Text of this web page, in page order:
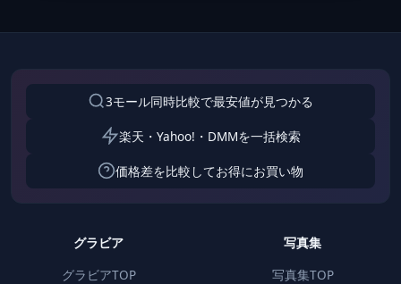
3モール同時比較で最安値が見つかる
楽天・Yahoo!・DMMを一括検索
価格差を比較してお得にお買い物
グラビア
グラビアTOP
写真集
写真集TOP